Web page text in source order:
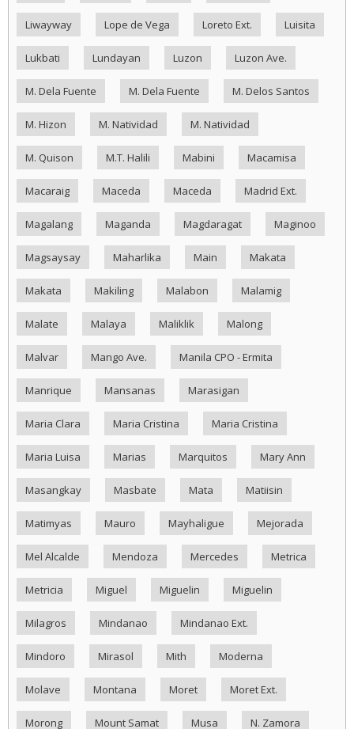
Liwayway Lope de Vega Loreto Ext. Luisita
Lukbati Lundayan Luzon Luzon Ave.
M. Dela Fuente M. Dela Fuente M. Delos Santos
M. Hizon M. Natividad M. Natividad
M. Quison M.T. Halili Mabini Macamisa
Macaraig Maceda Maceda Madrid Ext.
Magalang Maganda Magdaragat Maginoo
Magsaysay Maharlika Main Makata
Makata Makiling Malabon Malamig
Malate Malaya Maliklik Malong
Malvar Mango Ave. Manila CPO - Ermita
Manrique Mansanas Marasigan
Maria Clara Maria Cristina Maria Cristina
Maria Luisa Marias Marquitos Mary Ann
Masangkay Masbate Mata Matiisin
Matimyas Mauro Mayhaligue Mejorada
Mel Alcalde Mendoza Mercedes Metrica
Metricia Miguel Miguelin Miguelin
Milagros Mindanao Mindanao Ext.
Mindoro Mirasol Mith Moderna
Molave Montana Moret Moret Ext.
Morong Mount Samat Musa N. Zamora